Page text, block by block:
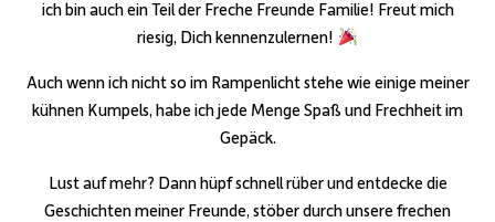
ich bin auch ein Teil der Freche Freunde Familie! Freut mich
riesig, Dich kennenzulernen!
Auch wenn ich nicht so im Rampenlicht stehe wie einige meiner
kühnen Kumpels, habe ich jede Menge Spaß und Frechheit im
Gepäck.
Lust auf mehr? Dann hüpf schnell rüber und entdecke die
Geschichten meiner Freunde, stöber durch unsere frechen